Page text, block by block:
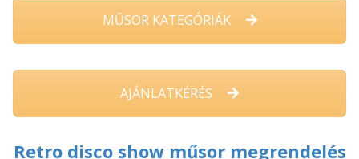
MŰSOR KATEGÓRIÁK
AJÁNLATKÉRÉS
Retro disco show műsor megrendelés